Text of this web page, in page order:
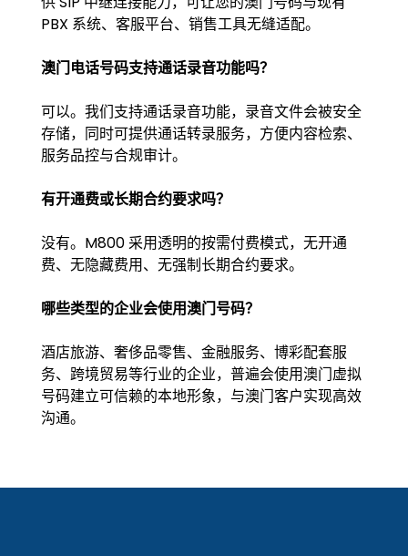
PBX 系统、客服平台、销售工具无缝适配。
澳门电话号码支持通话录音功能吗？
可以。我们支持通话录音功能，录音文件会被安全
存储，同时可提供通话转录服务，方便内容检索、
服务品控与合规审计。
有开通费或长期合约要求吗？
没有。M800 采用透明的按需付费模式，无开通
费、无隐藏费用、无强制长期合约要求。
哪些类型的企业会使用澳门号码？
酒店旅游、奢侈品零售、金融服务、博彩配套服
务、跨境贸易等行业的企业，普遍会使用澳门虚拟
号码建立可信赖的本地形象，与澳门客户实现高效
沟通。